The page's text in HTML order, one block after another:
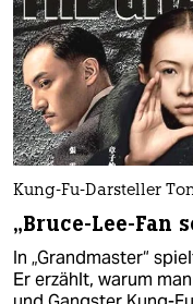
Kung-Fu-Darsteller
„Bruce-Lee-Fan
In „Grandmaster“
Er erzählt, warum